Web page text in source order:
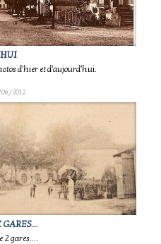
d'hier et d'aujourd'hui.
2012
2 gares....